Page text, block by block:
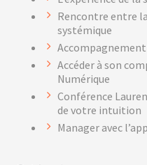
Rencontre entre
systémique
Accéder à son
Numérique
Conférence
de votre intuition
Manager avec